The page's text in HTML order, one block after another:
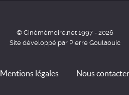
© Cinémémoire.net 1997 - 2026
Site développé par Pierre Goulaouic
Mentions légales Nous contacter